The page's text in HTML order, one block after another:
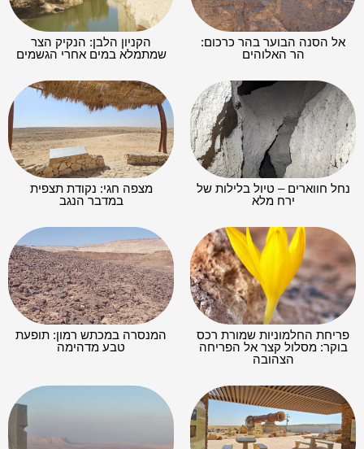
אל הסנה הבוער בהר כרכום:
הר האלוהים
הקניון הלבן: הנקיק הצר
שמתמלא במים אחרי הגשמים
נחל חווארים – טיול בלילות של
ירח מלא
מצפה חגי: נקודת תצפית
במדבר הנגב
פריחת החלמוניות שמורת רכס
בוקר: מסלול קצר אל הפריחה
הצהובה
המנסרה במכתש רמון: תופעת
טבע מדהימה